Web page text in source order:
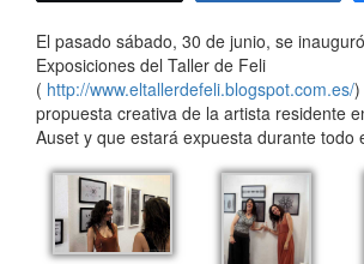
El pasado sábado, 30 de junio, se
Exposiciones del Taller de Feli
( http://www.eltallerdefeli.blogspot.com.es/)
propuesta creativa de la artista residente
Auset y que estará expuesta durante todo